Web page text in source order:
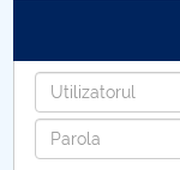
Program cu
Componența
Username
Password